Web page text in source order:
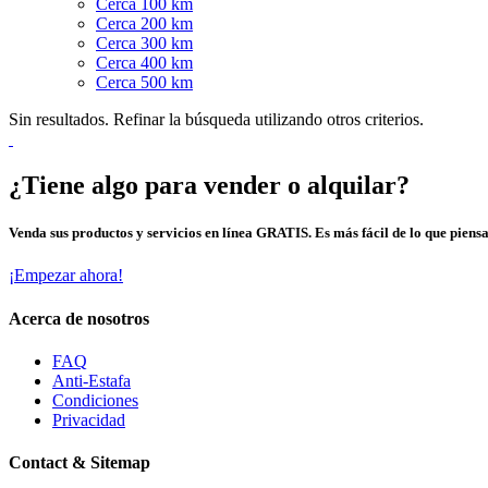
Cerca 100 km
Cerca 200 km
Cerca 300 km
Cerca 400 km
Cerca 500 km
Sin resultados. Refinar la búsqueda utilizando otros criterios.
¿Tiene algo para vender o alquilar?
Venda sus productos y servicios en línea GRATIS. Es más fácil de lo que
¡Empezar ahora!
Acerca de nosotros
FAQ
Anti-Estafa
Condiciones
Privacidad
Contact & Sitemap